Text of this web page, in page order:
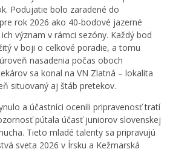
Podujatie bolo zaradené do
rok 2026 ako 40-bodové jazerné
význam v rámci sezóny. Každý bod
v boji o celkové poradie, a tomu
nasadenia počas oboch
sa konal na VN Zlatná – lokalita
situovaný aj štáb pretekov.
a účastníci ocenili pripravenosť tratí
pútala účasť juniorov slovenskej
Tieto mladé talenty sa pripravujú
sveta 2026 v Írsku a Kežmarská